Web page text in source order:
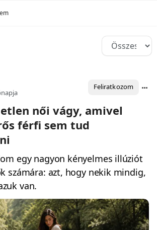
Feliratkozom
női vágy, amivel
férfi sem tud
egy nagyon kényelmes illúziót
számára: azt, hogy nekik mindig,
van.